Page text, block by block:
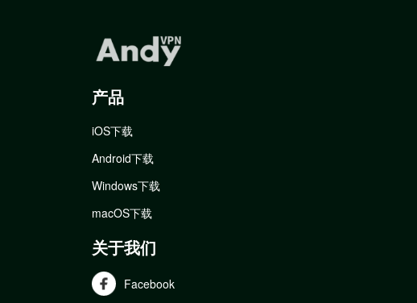
产品
iOS下载
Android下载
Windows下载
macOS下载
关于我们
Facebook